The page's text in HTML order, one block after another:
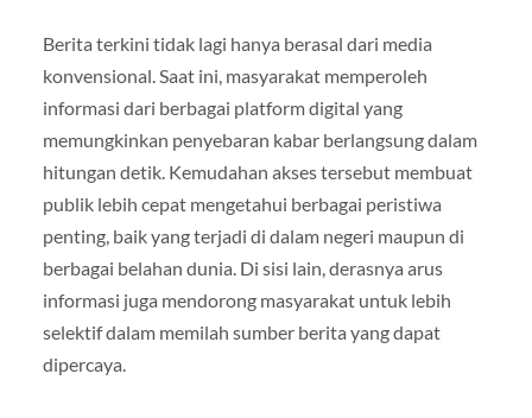
Berita terkini tidak lagi hanya berasal dari media
konvensional. Saat ini, masyarakat memperoleh
informasi dari berbagai platform digital yang
memungkinkan penyebaran kabar berlangsung dalam
hitungan detik. Kemudahan akses tersebut membuat
publik lebih cepat mengetahui berbagai peristiwa
penting, baik yang terjadi di dalam negeri maupun di
berbagai belahan dunia. Di sisi lain, derasnya arus
informasi juga mendorong masyarakat untuk lebih
selektif dalam memilah sumber berita yang dapat
dipercaya.